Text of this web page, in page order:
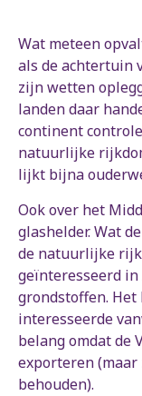
Wat meteen
als de achtertuin
zijn wetten
landen daar
continent
natuurlijke
lijkt bijna
Ook over het
glashelder. Wat
de natuurlijke
geïnteresseerd
grondstoffen. Het
interesseerde
belang omdat de
exporteren
behouden).